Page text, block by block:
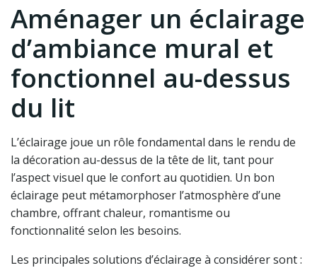
Aménager un éclairage
d’ambiance mural et
fonctionnel au-dessus
du lit
L’éclairage joue un rôle fondamental dans le rendu de
la décoration au-dessus de la tête de lit, tant pour
l’aspect visuel que le confort au quotidien. Un bon
éclairage peut métamorphoser l’atmosphère d’une
chambre, offrant chaleur, romantisme ou
fonctionnalité selon les besoins.
Les principales solutions d’éclairage à considérer sont :